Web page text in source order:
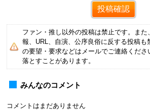
ファン・推し以外の投稿は禁止です。ま
報、URL、自演、公序良俗に反する投稿も
の要望・要求などはメールでご連絡くだ
落とすことがあります。
みんなのコメント
コメントはまだありません